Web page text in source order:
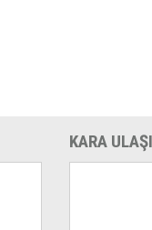
KARA